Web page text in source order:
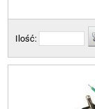
Ilość: